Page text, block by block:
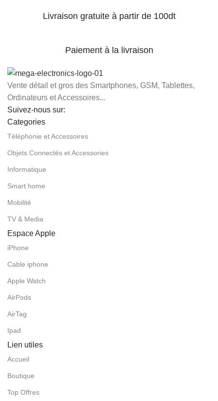
Livraison gratuite à partir de 100dt
Paiement à la livraison
Vente détail et gros des Smartphones, GSM, Tablettes,
Ordinateurs et Accessoires...
Suivez-nous sur:
Categories
Téléphonie et Accessoires
Objets Connectés et Accessories
Informatique
Smart home
Mobilité
TV & Media
Espace Apple
iPhone
Cable iphone
Apple Watch
AirPods
AirTag
Ipad
Lien utiles
Accueil
Boutique
Top Offres